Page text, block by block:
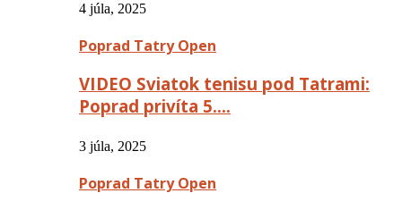
4 júla, 2025
Poprad Tatry Open
VIDEO Sviatok tenisu pod Tatrami:
Poprad privíta 5….
3 júla, 2025
Poprad Tatry Open